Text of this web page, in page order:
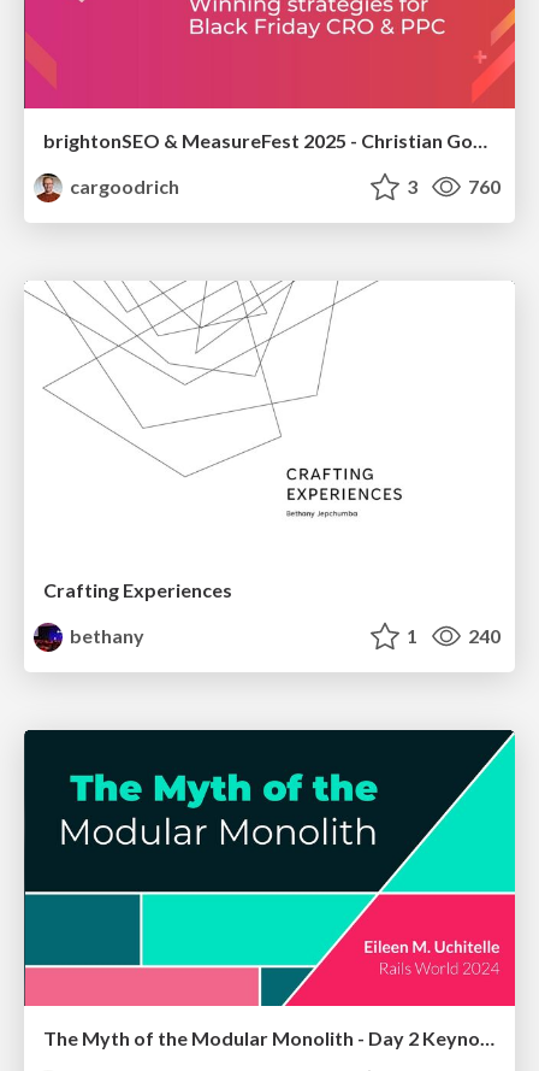
brightonSEO & MeasureFest 2025 - Christian Goodrich - Winning strategies for Black Friday CRO & PPC
cargoodrich
3 760
Crafting Experiences
bethany
1 240
The Myth of the Modular Monolith - Day 2 Keynote - Rails World 2024